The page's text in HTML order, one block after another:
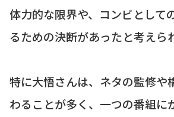
体力的な限界や、コンビとして
るための決断があったと考えら
特に大悟さんは、ネタの監修や
わることが多く、一つの番組に